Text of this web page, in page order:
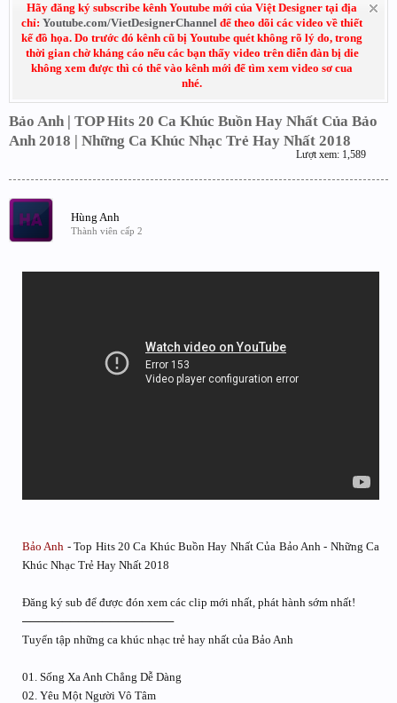
Hãy đăng ký subscribe kênh Youtube mới của Việt Designer tại địa
chỉ: Youtube.com/VietDesignerChannel để theo dõi các video về thiết
kế đồ họa. Do trước đó kênh cũ bị Youtube quét không rõ lý do, trong
thời gian chờ kháng cáo nếu các bạn thấy video trên diễn đàn bị die
không xem được thì có thể vào kênh mới để tìm xem video sơ cua
nhé.
Bảo Anh | TOP Hits 20 Ca Khúc Buồn Hay Nhất Của Bảo
Anh 2018 | Những Ca Khúc Nhạc Trẻ Hay Nhất 2018
Lượt xem: 1,589
Hùng Anh
Thành viên cấp 2
Bảo Anh - Top Hits 20 Ca Khúc Buồn Hay Nhất Của Bảo Anh - Những Ca
Khúc Nhạc Trẻ Hay Nhất 2018
Đăng ký sub để được đón xem các clip mới nhất, phát hành sớm nhất!
───────────────────
Tuyển tập những ca khúc nhạc trẻ hay nhất của Bảo Anh
01. Sống Xa Anh Chẳng Dễ Dàng
02. Yêu Một Người Vô Tâm